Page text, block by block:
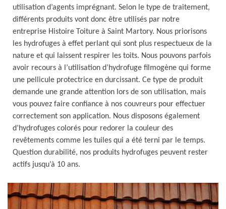
utilisation d’agents imprégnant. Selon le type de traitement,
différents produits vont donc être utilisés par notre
entreprise Histoire Toiture à Saint Martory. Nous priorisons
les hydrofuges à effet perlant qui sont plus respectueux de la
nature et qui laissent respirer les toits. Nous pouvons parfois
avoir recours à l’utilisation d’hydrofuge filmogène qui forme
une pellicule protectrice en durcissant. Ce type de produit
demande une grande attention lors de son utilisation, mais
vous pouvez faire confiance à nos couvreurs pour effectuer
correctement son application. Nous disposons également
d’hydrofuges colorés pour redorer la couleur des
revêtements comme les tuiles qui a été terni par le temps.
Question durabilité, nos produits hydrofuges peuvent rester
actifs jusqu’à 10 ans.